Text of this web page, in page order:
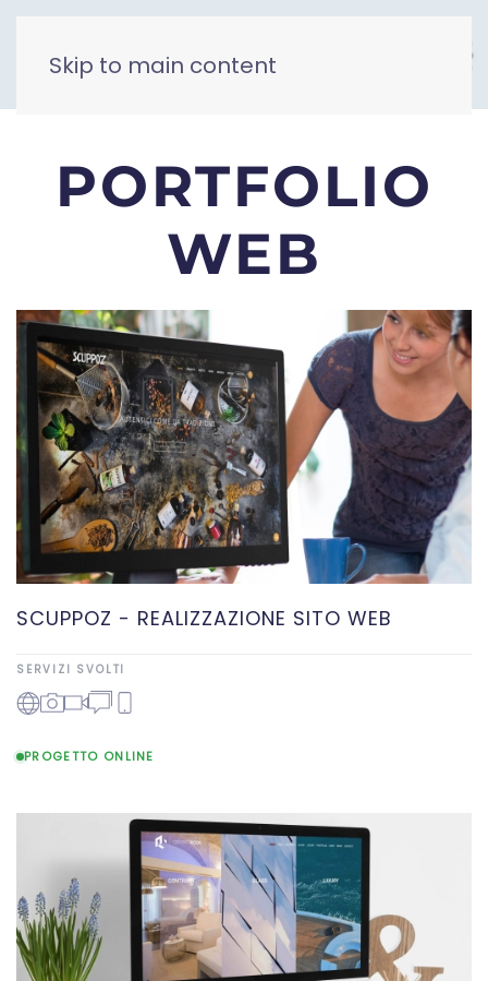
Skip to main content
PORTFOLIO
WEB
SCUPPOZ - REALIZZAZIONE SITO WEB
SERVIZI SVOLTI
PROGETTO ONLINE